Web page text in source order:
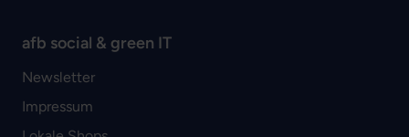
afb social & green IT
Newsletter
Impressum